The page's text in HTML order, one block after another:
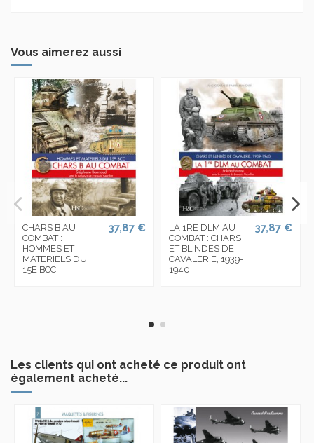
Vous aimerez aussi
CHARS B AU
COMBAT :
HOMMES ET
MATERIELS DU
15E BCC
37,87 €
LA 1RE DLM AU
COMBAT : CHARS
ET BLINDES DE
CAVALERIE, 1939-
1940
37,87 €
Les clients qui ont acheté ce produit ont
également acheté...